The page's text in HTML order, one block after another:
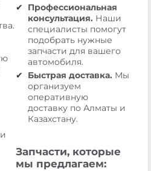
Профессиональная
консультация. Наши
специалисты помогут
подобрать нужные
запчасти для вашего
автомобиля.
Быстрая доставка. Мы
организуем
оперативную
доставку по Алматы и
Казахстану.
Запчасти, которые
мы предлагаем: